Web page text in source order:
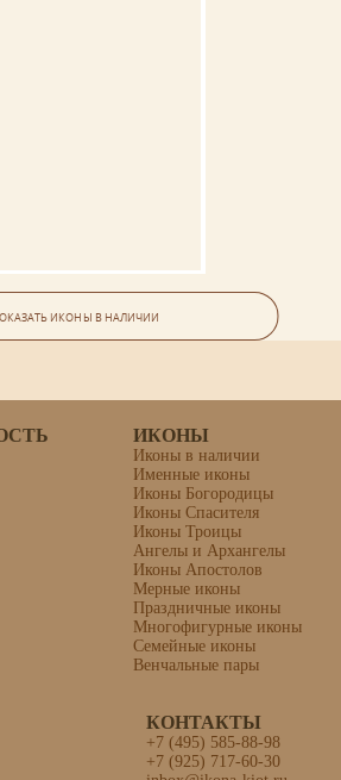
икона (3 фигуры)
«Андрей Юродивый
ИКОНЫ В НАЛИЧИИ
ИКОНЫ
Иконы в наличии
Именные иконы
Иконы Богородицы
Иконы Спасителя
Иконы Троицы
Ангелы и Архангелы
Иконы Апостолов
Мерные иконы
Праздничные иконы
Многофигурные иконы
Семейные иконы
Венчальные пары
КОНТАКТЫ
+7 (495) 585-88-98
+7 (925) 717-60-30